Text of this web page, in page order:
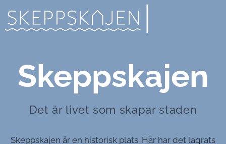
Skeppskajen
Det är livet som skapar staden
Skeppskajen är en historisk plats. Här har det lagrats